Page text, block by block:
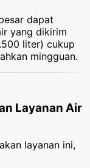
dapat
yang dikirim
liter) cukup
mingguan.
Layanan Air
layanan ini,